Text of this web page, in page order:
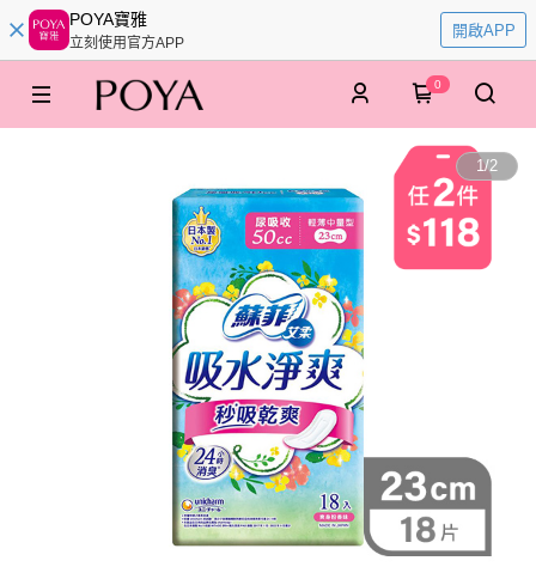
POYA寶雅
立刻使用官方APP
開啟APP
0
1/2